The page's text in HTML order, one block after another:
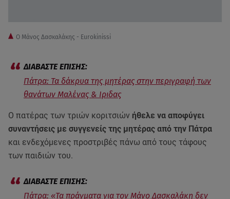
Ο Μάνος Δασκαλάκης - Eurokinissi
Πάτρα: Τα δάκρυα της μητέρας στην περιγραφή των
θανάτων Μαλένας & Ιριδας
Ο πατέρας των τριών κοριτσιών ήθελε να αποφύγει
συναντήσεις με συγγενείς της μητέρας από την Πάτρα
και ενδεχόμενες προστριβές πάνω από τους τάφους
των παιδιών του.
Πάτρα: «Τα πράγματα για τον Μάνο Δασκαλάκη δεν